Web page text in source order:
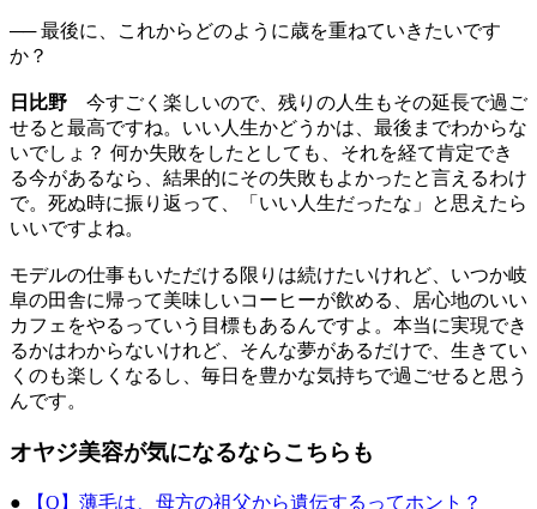
── 最後に、これからどのように歳を重ねていきたいです
か？
日比野 今すごく楽しいので、残りの人生もその延長で過ご
せると最高ですね。いい人生かどうかは、最後までわからな
いでしょ？ 何か失敗をしたとしても、それを経て肯定でき
る今があるなら、結果的にその失敗もよかったと言えるわけ
で。死ぬ時に振り返って、「いい人生だったな」と思えたら
いいですよね。
モデルの仕事もいただける限りは続けたいけれど、いつか岐
阜の田舎に帰って美味しいコーヒーが飲める、居心地のいい
カフェをやるっていう目標もあるんですよ。本当に実現でき
るかはわからないけれど、そんな夢があるだけで、生きてい
くのも楽しくなるし、毎日を豊かな気持ちで過ごせると思う
んです。
オヤジ美容が気になるならこちらも
● 【Q】薄毛は、母方の祖父から遺伝するってホント？